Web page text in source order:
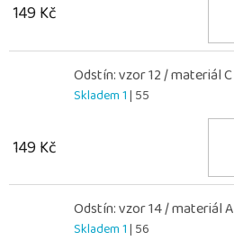
149 Kč
Odstín: vzor 12 / materiál C
Skladem 1| 55
149 Kč
Odstín: vzor 14 / materiál A
Skladem 1| 56